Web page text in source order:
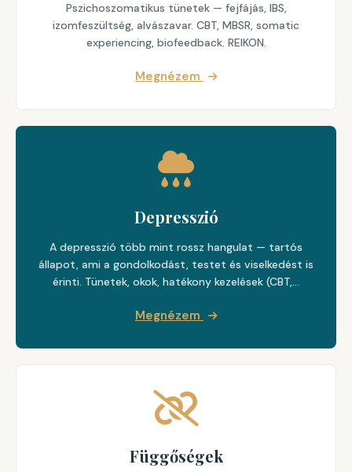
Pszichoszomatikus tünetek — fejfájás, IBS,
izomfeszültség, alvászavar. CBT, MBSR, somatic
experiencing, biofeedback. REIKON.
Megnézem
Depresszió
A depresszió több mint rossz hangulat — tartós
állapot, ami a gondolkodást, testet és viselkedést is
érinti. Tünetek, okok, hatékony kezelések (CBT,…
Megnézem
Függőségek